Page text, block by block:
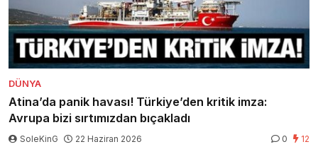
DÜNYA
Atina’da panik havası! Türkiye’den kritik imza:
Avrupa bizi sırtımızdan bıçakladı
SoleKinG 22 Haziran 2026 0 12